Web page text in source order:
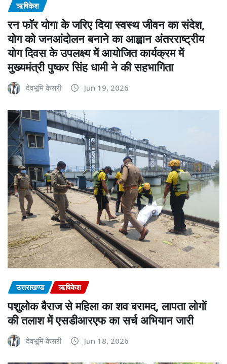
ऋषिकेश
रन फॉर योगा के जरिए दिया स्वस्थ जीवन का संदेश,
योग को जनआंदोलन बनाने का आह्वान अंतरराष्ट्रीय
योग दिवस के उपलक्ष्य में आयोजित कार्यक्रम में
मुख्यमंत्री पुष्कर सिंह धामी ने की सहभागिता
देवभूमि केसरी Jun 19, 2026
उत्तराखण्ड ऋषिकेश
पशुलोक बैराज से महिला का शव बरामद, लापता लोगों
की तलाश में एसडीआरएफ का सर्च अभियान जारी
देवभूमि केसरी Jun 18, 2026